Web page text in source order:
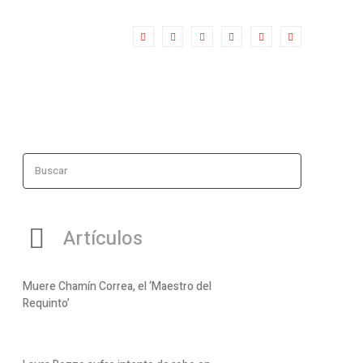
Buscar
Artículos
Muere Chamín Correa, el ‘Maestro del
Requinto’